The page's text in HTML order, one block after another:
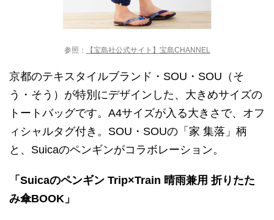
参照： 【宝島社公式サイト】宝島CHANNEL
京都のテキスタイルブランド・SOU・SOU（そ
う・そう）が特別にデザインした、大きめサイズの
トートバッグです。A4サイズが入る大きさで、オフ
ィシャルタグ付き。SOU・SOUの「家 集落」柄
と、Suicaのペンギンがコラボレーション。
「Suicaのペンギン Trip×Train 晴雨兼用 折りたた
み傘BOOK」